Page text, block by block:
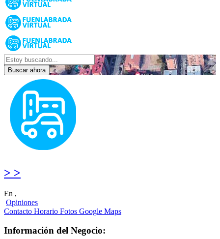
Buscar ahora
> >
En ,
Opiniones
Contacto Horario Fotos Google Maps
Información del Negocio: